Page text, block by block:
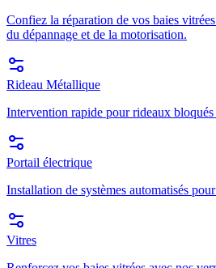
Confiez la réparation de vos baies
du dépannage et de la motorisation.
Rideau Métallique
Intervention rapide pour rideaux bloqués
Portail électrique
Installation de systèmes automatisés
Vitres